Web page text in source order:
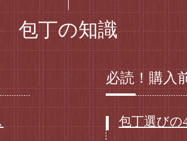
包丁の知識
必読！購入
包丁選びの